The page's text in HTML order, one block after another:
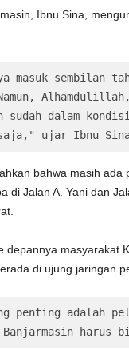
Ibnu Sina,
masuk sembilan
sudah dalam
saja," ujar Ibnu
bahwa masih
di Jalan A. Yani dan
depannya masyarakat
di ujung jaringan
penting adalah
Banjarmasin harus